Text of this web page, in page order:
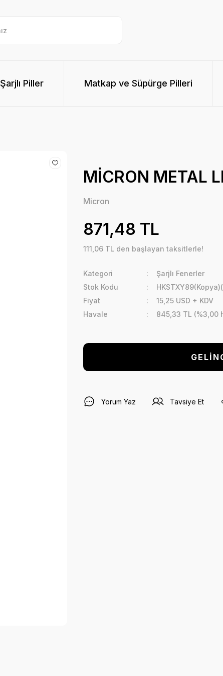
Şarjlı Piller Matkap ve Süpürge Pilleri
MİCRON METAL
Micron
871,48 TL
111,06 TL den başlayan taksitlerle!
Kategori
Şarjlı Fenerler
Stok Kodu
Fiyat
15,25 USD + KDV
Havale
845,33 TL (%3,00
Yorum Yaz Tavsiye Et